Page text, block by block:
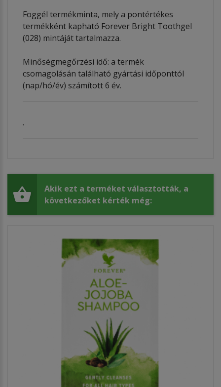
Foggél termékminta, mely a pontértékes
termékként kapható Forever Bright Toothgel
(028) mintáját tartalmazza.
​Minőségmegőrzési idő: a termék
csomagolásán található gyártási időponttól
(nap/hó/év) számított 6 év.
.
Akik ezt a terméket választották, a
következőket kérték még: